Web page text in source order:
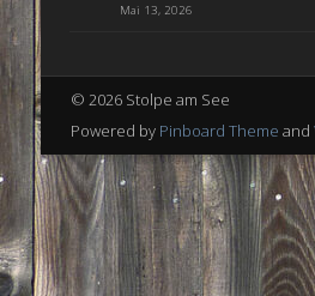
Mai 13, 2026
© 2026 Stolpe am See
Powered by Pinboard Theme and